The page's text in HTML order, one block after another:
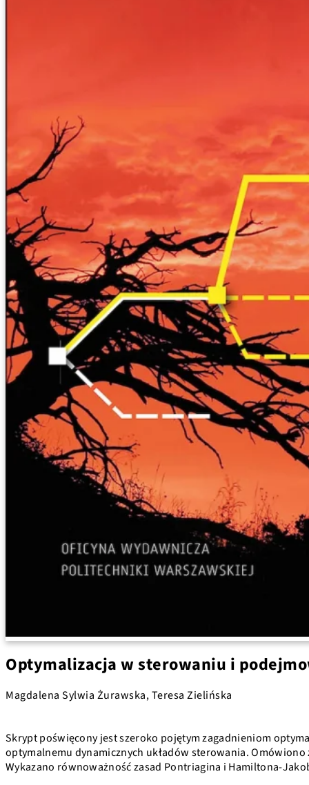
Optymalizacja w sterowaniu i
Magdalena Sylwia Żurawska, Teresa Zielińska
Skrypt poświęcony jest szeroko pojętym zagadnieniom
optymalnemu dynamicznych układów sterowania.
Wykazano równoważność zasad Pontriagina i Hamiltona-